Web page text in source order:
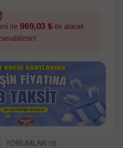
ile 969,03 ₺ile alarak
YORUMLAR (0)